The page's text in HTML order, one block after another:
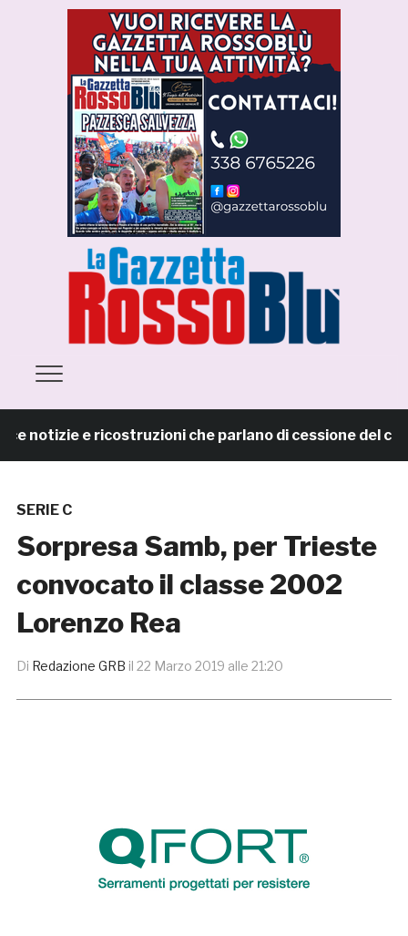
e ricostruzioni che parlano di cessione del club. IL
SERIE C
Sorpresa Samb, per Trieste
convocato il classe 2002
Lorenzo Rea
Di Redazione GRB il 22 Marzo 2019 alle 21:20